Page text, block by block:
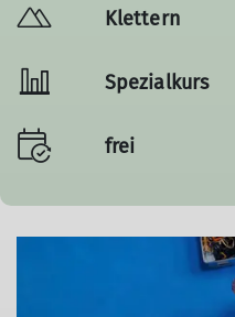
Klettern
Spezialkurs
frei